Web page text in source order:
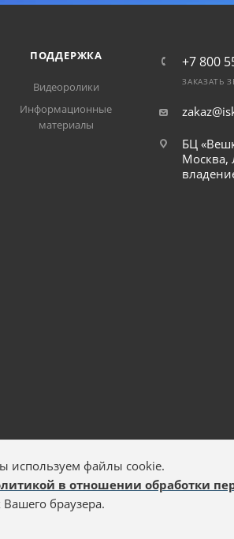
ПОДДЕРЖКА
Видеоролики
Информационные
материалы
+7 800
ЗАКАЗАТЬ
БЦ
Москва,
используем файлы cookie.
в отношении обработки
браузера.